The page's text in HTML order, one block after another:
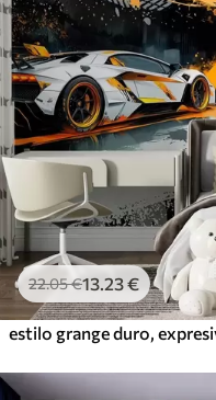
22.05€13 .23€